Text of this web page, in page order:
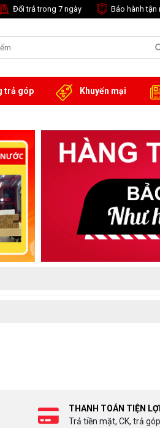
Đổi trả trong 7 ngày Bảo hành tận
trả góp Khuyến mại
THANH TOÁN TIỆN LỢI
Trả tiền mặt, CK, trả